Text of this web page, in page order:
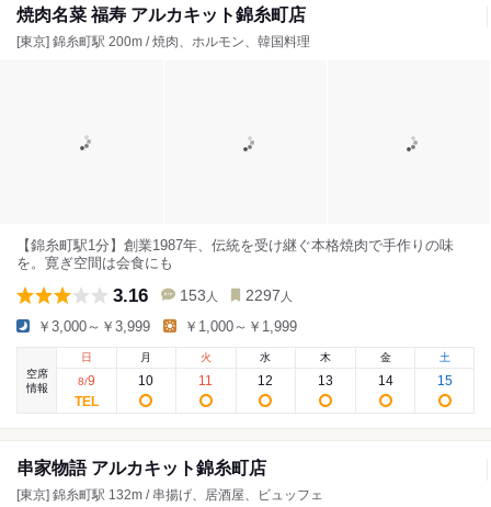
焼肉名菜 福寿 アルカキット錦糸町店
[東京] 錦糸町駅 200m / 焼肉、ホルモン、韓国料理
【錦糸町駅1分】創業1987年、伝統を受け継ぐ本格焼肉で手作りの味
を。寛ぎ空間は会食にも
3.16 153 人 2297 人
￥3,000～￥3,999 ￥1,000～￥1,999
空席
情報
日
8/9
月
10
火
11
水
12
木
13
金
14
土
15
串家物語 アルカキット錦糸町店
[東京] 錦糸町駅 132m / 串揚げ、居酒屋、ビュッフェ